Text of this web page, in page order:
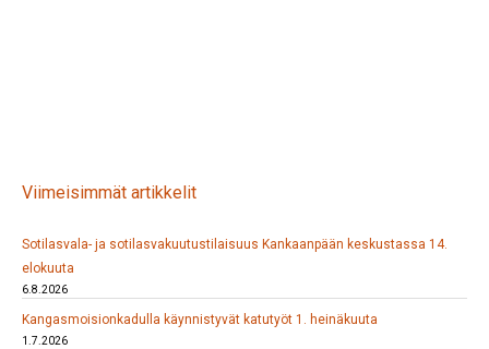
Viimeisimmät artikkelit
Sotilasvala- ja sotilasvakuutustilaisuus Kankaanpään keskustassa 14.
elokuuta
6.8.2026
Kangasmoisionkadulla käynnistyvät katutyöt 1. heinäkuuta
1.7.2026